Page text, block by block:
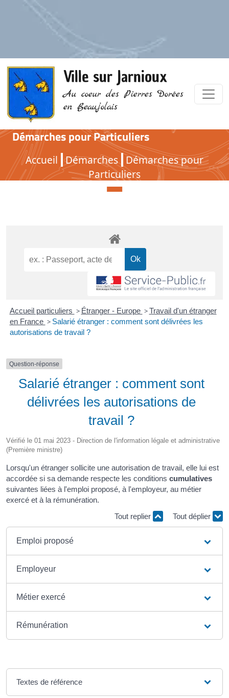
Ville sur Jarnioux
Au coeur des Pierres Dorées
en Beaujolais
Démarches pour Particuliers
Accueil Démarches Démarches pour
Particuliers
Démarches pour Particuliers
Accueil particuliers > Étranger - Europe > Travail d'un étranger
en France > Salarié étranger : comment sont délivrées les
autorisations de travail ?
Question-réponse
Salarié étranger : comment sont
délivrées les autorisations de
travail ?
Vérifié le 01 mai 2023 - Direction de l'information légale et administrative
(Première ministre)
Lorsqu'un étranger sollicite une autorisation de travail, elle lui est
accordée si sa demande respecte les conditions cumulatives
suivantes liées à l'emploi proposé, à l'employeur, au métier
exercé et à la rémunération.
Tout replier
Tout déplier
Emploi proposé
Employeur
Métier exercé
Rémunération
Textes de référence